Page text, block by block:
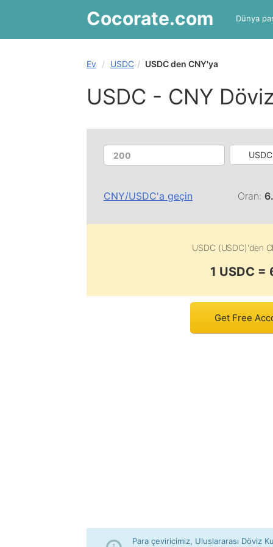
Cocorate.com Dünya
Ev USDC USDC den CNY'ya
USDC - CNY
CNY/USDC'a geçin Oran:
USDC (USDC)'den
1 USDC
Get Free
Para çeviricimiz, Uluslararası Döviz